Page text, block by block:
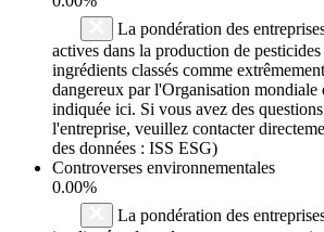
La pondération des
actives dans la production de
ingrédients classés comme
dangereux par l'Organisation mondiale
indiquée ici. Si vous avez des
l'entreprise, veuillez contacter
des données : ISS ESG)
Controverses environnementales
0.00%
La pondération des